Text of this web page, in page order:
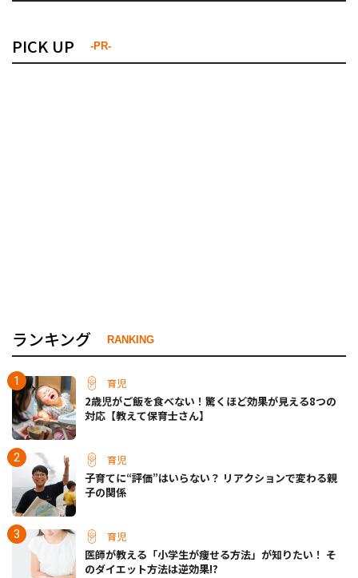
PICK UP -PR-
ランキング RANKING
育児
2歳児がご飯を食べない！驚くほど効果が見える8つの
対応【教えて保育士さん】
育児
子育てに“評価”はいらない？ リアクションで変わる親
子の関係
育児
医師が教える「小学生が痩せる方法」が知りたい！ そ
のダイエット方法は逆効果!?